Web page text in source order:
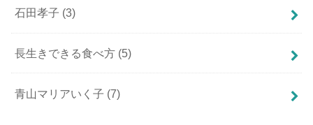
石田孝子 (3)
長生きできる食べ方 (5)
青山マリアいく子 (7)